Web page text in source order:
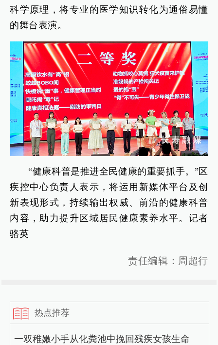
科学原理，将专业的医学知识转化为通俗易懂
的舞台表演。
“健康科普是推进全民健康的重要抓手。”区
疾控中心负责人表示，将运用新媒体平台及创
新表现形式，持续输出权威、前沿的健康科普
内容，助力提升区域居民健康素养水平。记者
骆英
责任编辑：周超行
热点推荐
一双稚嫩小手从化粪池中挽回残疾女孩生命